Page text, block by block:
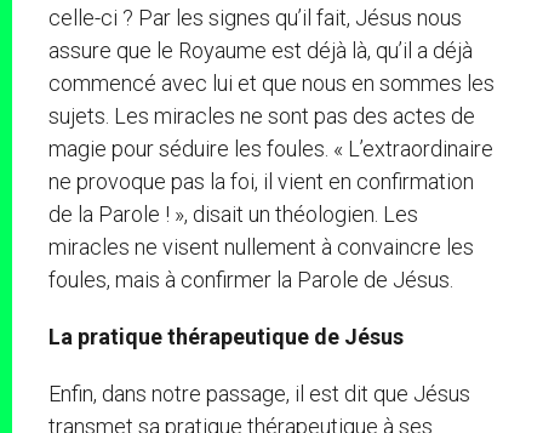
celle-ci ? Par les signes qu’il fait, Jésus nous
assure que le Royaume est déjà là, qu’il a déjà
commencé avec lui et que nous en sommes les
sujets. Les miracles ne sont pas des actes de
magie pour séduire les foules. « L’extraordinaire
ne provoque pas la foi, il vient en confirmation
de la Parole ! », disait un théologien. Les
miracles ne visent nullement à convaincre les
foules, mais à confirmer la Parole de Jésus.
La pratique thérapeutique de Jésus
Enfin, dans notre passage, il est dit que Jésus
transmet sa pratique thérapeutique à ses